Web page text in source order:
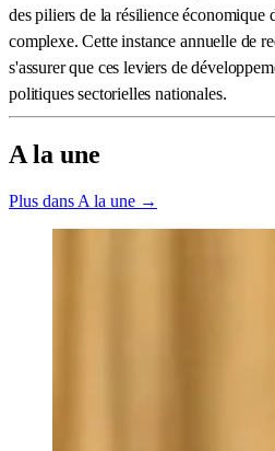
des piliers de la résilience économique
complexe. Cette instance annuelle de
s'assurer que ces leviers de
politiques sectorielles nationales.
A la une
Plus dans A la une →